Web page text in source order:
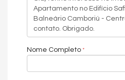
Nome Completo